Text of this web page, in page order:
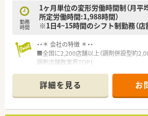
勤務
時間
1ヶ月単位の変形労働時間制（月
所定労働時間:1,988時間）
※1日4~15時間のシフト制勤務（店
・・＊ 会社の特徴 ＊・・
■全国に2,200店舗以上（調剤併設型約
調剤店舗数業界TOP！
頑張り次第で高給与も可能！
■経験や勤務コースによりますが、経験の
半スタートと業界TOP水準！
■職種や職域に合わせ、豊富な社内研修
詳細を見る お